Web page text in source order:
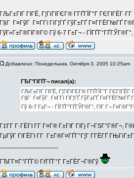
ГЉГ±ГІГ ГІГЁ, Г¦ГіГІГЄГ® Г­ГҐГЇГ°Г
Г§Г Г¤ГўГ Г¤Г­Гї ГіГ¦ГҐ ГўГ±ГҐ Г¤Г­ГЁГ№ГҐ
ГўГ»Г±Г®ГІГ®Г© Гў 6-7 Г±Г¬ - ГЇГҐГ°ГҐГЎГ®Г°,
Добавлено: Понедельник, Октября 3, 2005 10:25am
ГЂГ°ГІГҐГ¬ писал(а):
ГЉГ±ГІГ ГІГЁ, Г¦ГіГІГЄГ® Г­ГҐГЇГ°Г
Г§Г Г¤ГўГ Г¤Г­Гї ГіГ¦ГҐ ГўГ±ГҐ Г¤Г­ГЁГ№ГҐ
Гў 6-7 Г±Г¬ - ГЇГҐГ°ГҐГЎГ®Г°, ГІГ Г¬
Г‡Г­Г Г·ГЁГІ Г­Г Г¤Г® Г±ГІГ ГІГј Г¬ГЅГ°Г®Г¬,
ГµГўГ ГІГЁГІ Г­Г Г±Г®Г¤ГҐГ°Г¦Г Г­ГЁГҐ
ГЂГ­Г¤Г°ГҐГ© ГѓГҐГ°Г Г±ГЁГ¬Г®Гў